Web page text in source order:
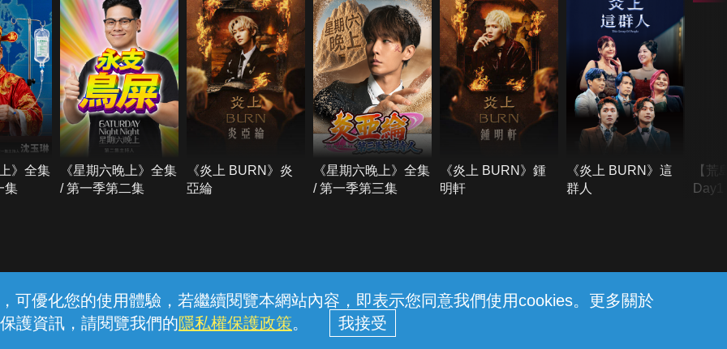
可優化您的使用體驗，若繼續閱覽本網站內容，即表示您同意我們使用cookies。更多關於
護資訊，請閱覽我們的隱私權保護政策。
》全集
集
《星期六晚上》全集
/ 第一季第二集
《炎上 BURN》炎
亞綸
《星期六晚上》全集
/ 第一季第三集
《炎上 BURN》鍾
明軒
《炎上 BURN》這
群人
【荒
線上客服 服務條款 隱私權保護
中華電信股份有限公司個人家庭分公司 (統一編號：96979949) © 2026